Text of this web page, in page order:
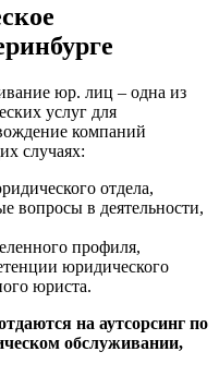
юр. лиц – одна из
услуг для
компаний
случаях:
отдела,
вопросы в деятельности,
профиля,
юридического
юриста.
на аутсорсинг по
обслуживании,